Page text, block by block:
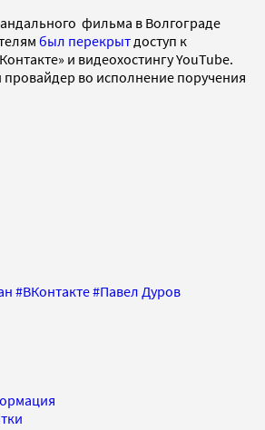
фильма в Волгограде
был перекрыт доступ к
и видеохостингу YouTube.
во исполнение поручения
#ВКонтакте#Павел Дуров